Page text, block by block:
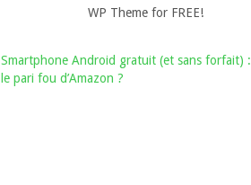
WP Theme for FREE!
Smartphone Android gratuit (et sans forfait) :
le pari fou d’Amazon ?